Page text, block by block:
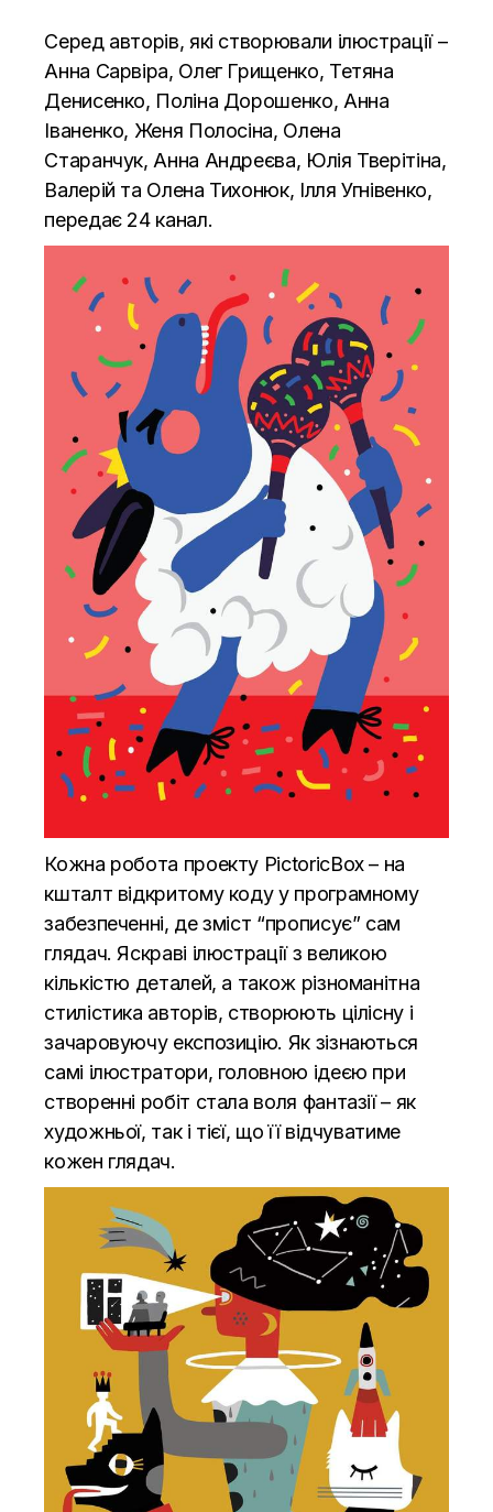
Серед авторів, які створювали ілюстрації –
Анна Сарвіра, Олег Грищенко, Тетяна
Денисенко, Поліна Дорошенко, Анна
Іваненко, Женя Полосіна, Олена
Старанчук, Анна Андреєва, Юлія Тверітіна,
Валерій та Олена Тихонюк, Ілля Угнівенко,
передає 24 канал.
Кожна робота проекту PictoricBox – на
кшталт відкритому коду у програмному
забезпеченні, де зміст “прописує” сам
глядач. Яскраві ілюстрації з великою
кількістю деталей, а також різноманітна
стилістика авторів, створюють цілісну і
зачаровуючу експозицію. Як зізнаються
самі ілюстратори, головною ідеєю при
створенні робіт стала воля фантазії – як
художньої, так і тієї, що її відчуватиме
кожен глядач.